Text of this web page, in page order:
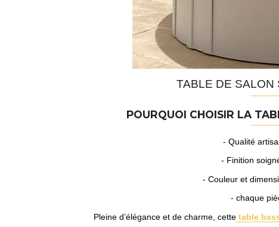
TABLE DE SALON
POURQUOI CHOISIR LA
- Qualité
- Finition
- Couleur et
- chaque
Pleine d’élégance et de charme, cette table